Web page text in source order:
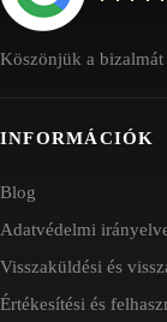
Köszönjük a
INFORMÁCIÓK
Blog
Adatvédelmi
Visszaküldési és
Értékesítési és